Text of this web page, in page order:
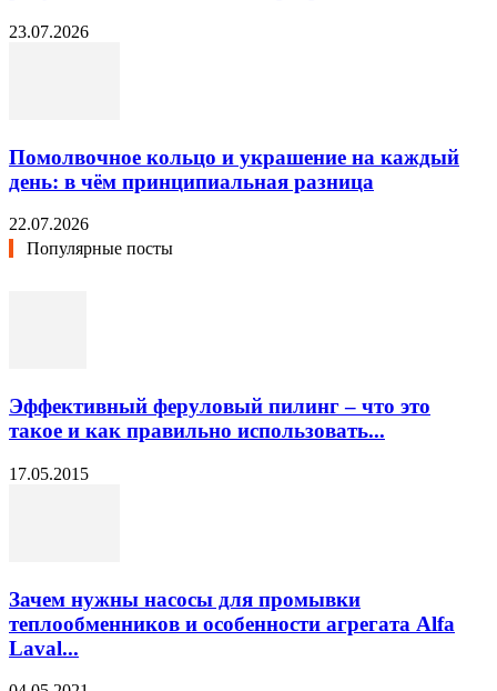
23.07.2026
Помолвочное кольцо и украшение на каждый
день: в чём принципиальная разница
22.07.2026
Популярные посты
Эффективный феруловый пилинг – что это
такое и как правильно использовать...
17.05.2015
Зачем нужны насосы для промывки
теплообменников и особенности агрегата Alfa
Laval...